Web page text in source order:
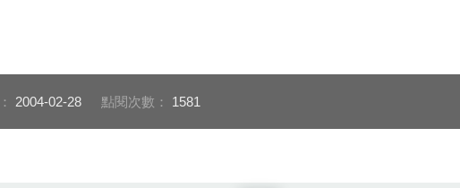
2004-02-28 點閱次數： 1581